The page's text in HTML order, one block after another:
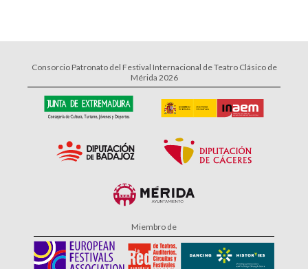
Consorcio Patronato del Festival Internacional de Teatro Clásico de
Mérida 2026
Miembro de